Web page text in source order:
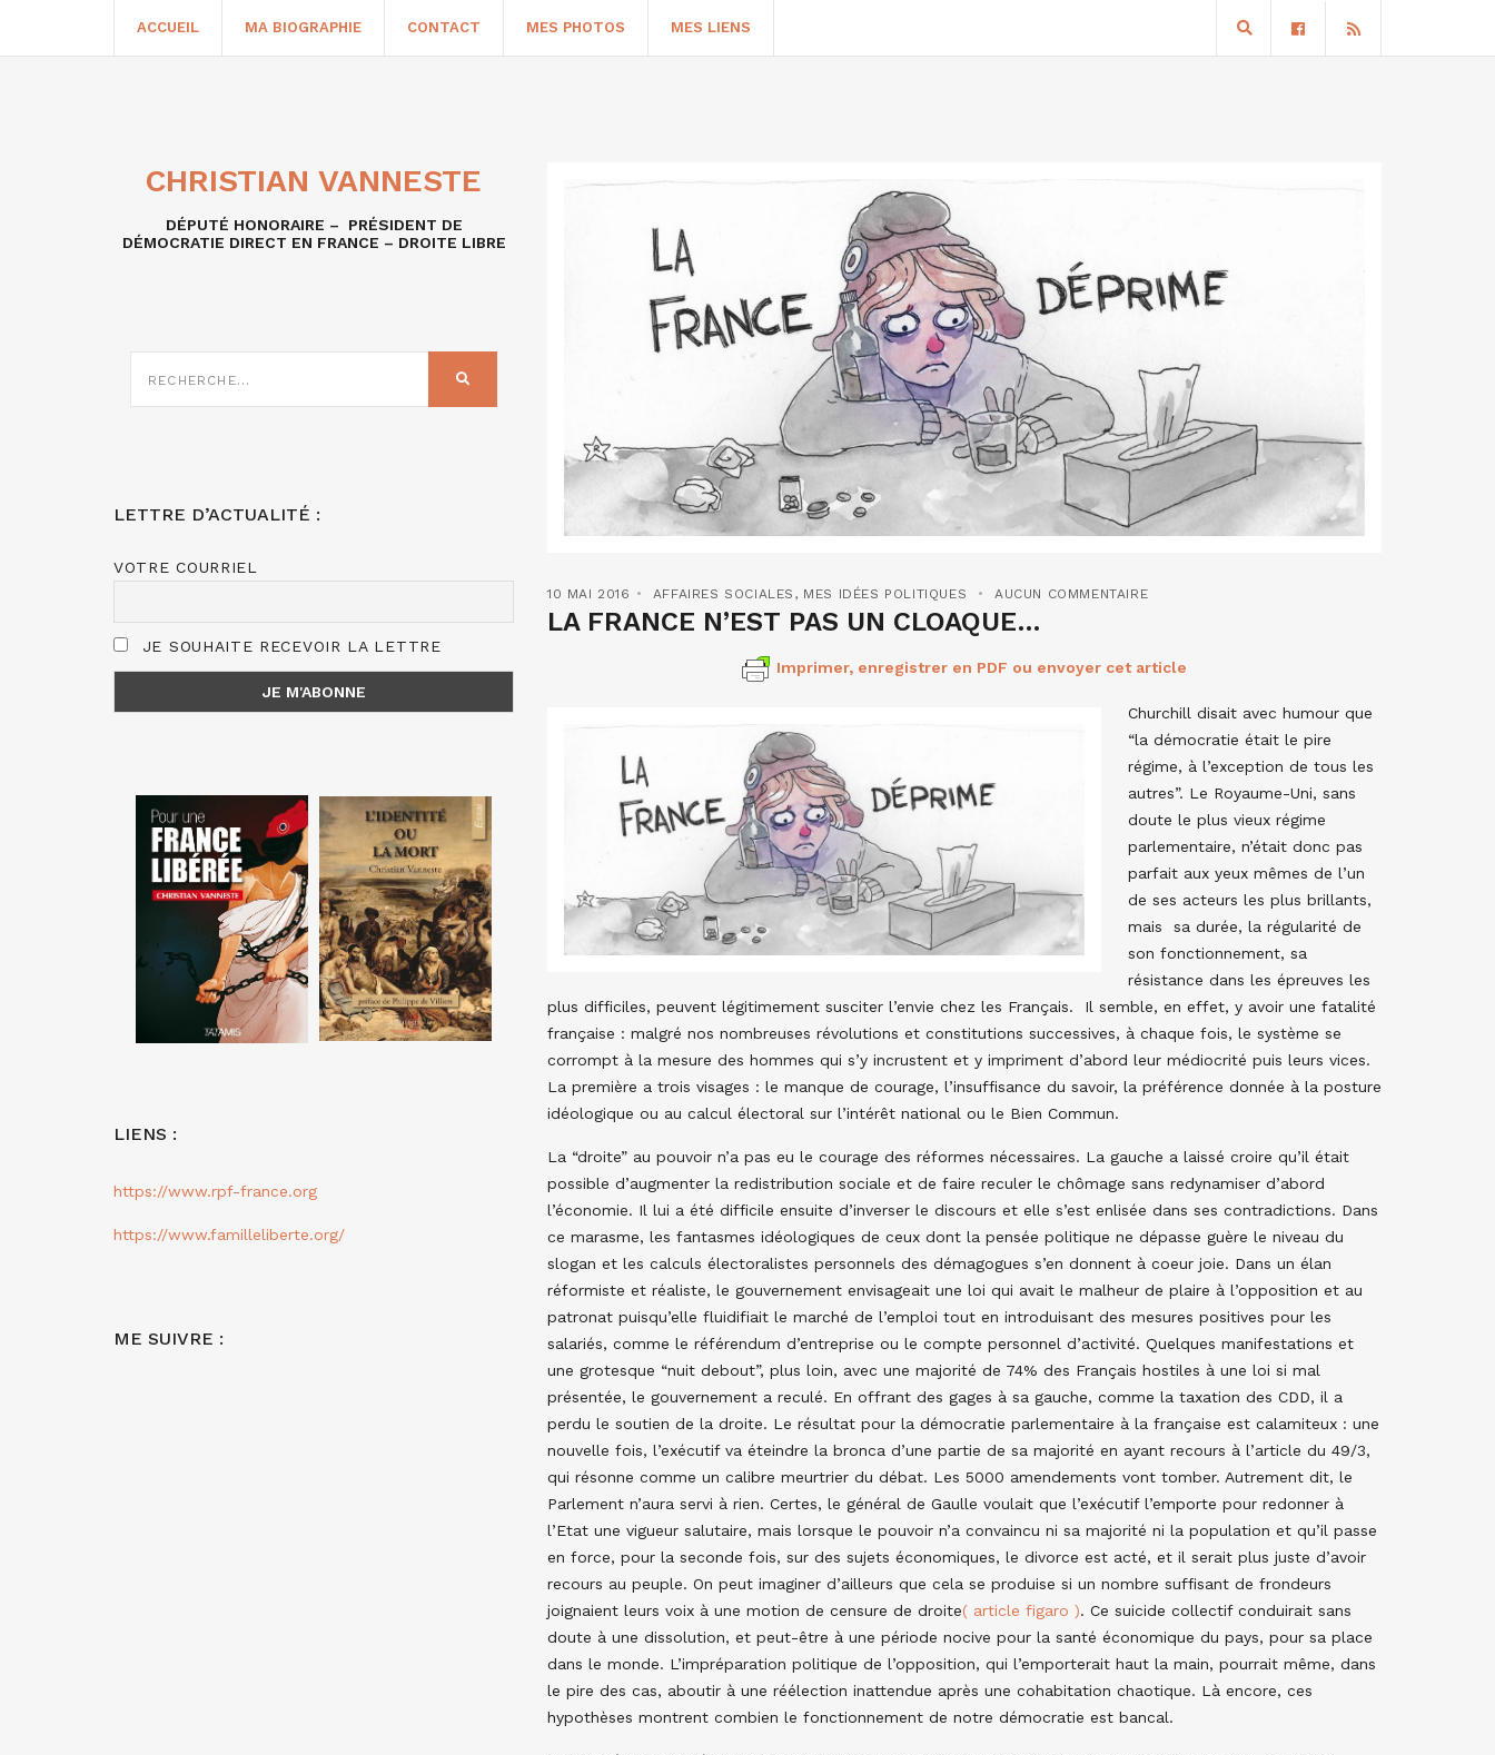
ACCUEIL MA BIOGRAPHIE CONTACT MES PHOTOS MES LIENS
10 MAI 2016 AFFAIRES SOCIALES , MES IDÉES POLITIQUES AUCUN COMMENTAIRE
LA FRANCE N’EST PAS UN CLOAQUE…
Imprimer, enregistrer en PDF ou envoyer cet article
Churchill disait avec humour que
“la démocratie était le pire
régime, à l’exception de tous les
autres”. Le Royaume-Uni, sans
doute le plus vieux régime
parlementaire, n’était donc pas
parfait aux yeux mêmes de l’un
de ses acteurs les plus brillants,
mais sa durée, la régularité de
son fonctionnement, sa
résistance dans les épreuves les
plus difficiles, peuvent légitimement susciter l’envie chez les Français. Il semble, en effet, y avoir une fatalité
française : malgré nos nombreuses révolutions et constitutions successives, à chaque fois, le système se
corrompt à la mesure des hommes qui s’y incrustent et y impriment d’abord leur médiocrité puis leurs vices.
La première a trois visages : le manque de courage, l’insuffisance du savoir, la préférence donnée à la posture
idéologique ou au calcul électoral sur l’intérêt national ou le Bien Commun.
La “droite” au pouvoir n’a pas eu le courage des réformes nécessaires. La gauche a laissé croire qu’il était
possible d’augmenter la redistribution sociale et de faire reculer le chômage sans redynamiser d’abord
l’économie. Il lui a été difficile ensuite d’inverser le discours et elle s’est enlisée dans ses contradictions. Dans
ce marasme, les fantasmes idéologiques de ceux dont la pensée politique ne dépasse guère le niveau du
slogan et les calculs électoralistes personnels des démagogues s’en donnent à coeur joie. Dans un élan
réformiste et réaliste, le gouvernement envisageait une loi qui avait le malheur de plaire à l’opposition et au
patronat puisqu’elle fluidifiait le marché de l’emploi tout en introduisant des mesures positives pour les
salariés, comme le référendum d’entreprise ou le compte personnel d’activité. Quelques manifestations et
une grotesque “nuit debout”, plus loin, avec une majorité de 74% des Français hostiles à une loi si mal
présentée, le gouvernement a reculé. En offrant des gages à sa gauche, comme la taxation des CDD, il a
perdu le soutien de la droite. Le résultat pour la démocratie parlementaire à la française est calamiteux : une
nouvelle fois, l’exécutif va éteindre la bronca d’une partie de sa majorité en ayant recours à l’article du 49/3,
qui résonne comme un calibre meurtrier du débat. Les 5000 amendements vont tomber. Autrement dit, le
Parlement n’aura servi à rien. Certes, le général de Gaulle voulait que l’exécutif l’emporte pour redonner à
l’Etat une vigueur salutaire, mais lorsque le pouvoir n’a convaincu ni sa majorité ni la population et qu’il passe
en force, pour la seconde fois, sur des sujets économiques, le divorce est acté, et il serait plus juste d’avoir
recours au peuple. On peut imaginer d’ailleurs que cela se produise si un nombre suffisant de frondeurs
joignaient leurs voix à une motion de censure de droite( article figaro ). Ce suicide collectif conduirait sans
doute à une dissolution, et peut-être à une période nocive pour la santé économique du pays, pour sa place
dans le monde. L’impréparation politique de l’opposition, qui l’emporterait haut la main, pourrait même, dans
le pire des cas, aboutir à une réélection inattendue après une cohabitation chaotique. Là encore, ces
hypothèses montrent combien le fonctionnement de notre démocratie est bancal.
CHRISTIAN VANNESTE
DÉPUTÉ HONORAIRE – PRÉSIDENT DE
DÉMOCRATIE DIRECT EN FRANCE – DROITE LIBRE
SUR
LETTRE D’ACTUALITÉ :
VOTRE COURRIEL
JE SOUHAITE RECEVOIR LA LETTRE
LIENS :
https://www.rpf-france.org
https://www.familleliberte.org/
ME SUIVRE :